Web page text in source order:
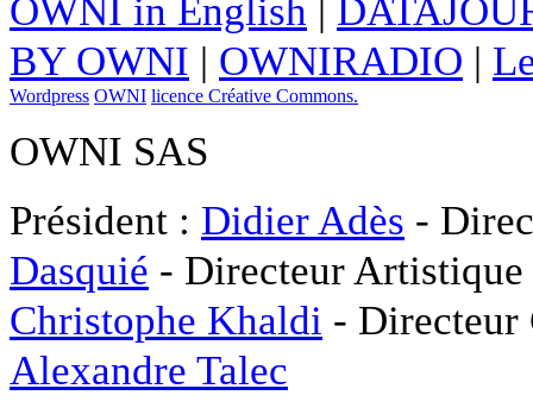
OWNI in English
BY OWNI | OWNIRADIO |
Wordpress OWNI licence Créative Commons.
OWNI SAS
Président : Didier Adès -
Dasquié - Directeur
Christophe Khaldi -
Alexandre Talec